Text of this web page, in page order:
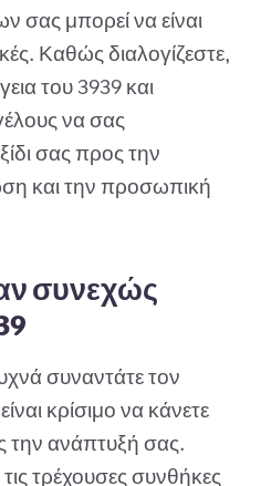
σας μπορεί να είναι
Καθώς διαλογίζεστε,
του 3939 και
να σας
σας προς την
και την προσωπική
συνεχώς
συναντάτε τον
κρίσιμο να κάνετε
την ανάπτυξή σας.
τρέχουσες συνθήκες